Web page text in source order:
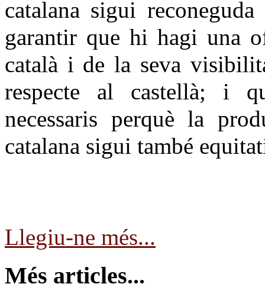
catalana sigui
garantir que hi hagi una
català i de la seva
respecte al castellà; i
necessaris perquè la
catalana sigui també
Llegiu-ne més...
Més articles...